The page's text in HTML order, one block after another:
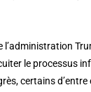
l’administration
le processus
certains d’entre